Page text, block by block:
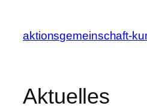
springen
aktionsgemeinschaft-
Aktuelles